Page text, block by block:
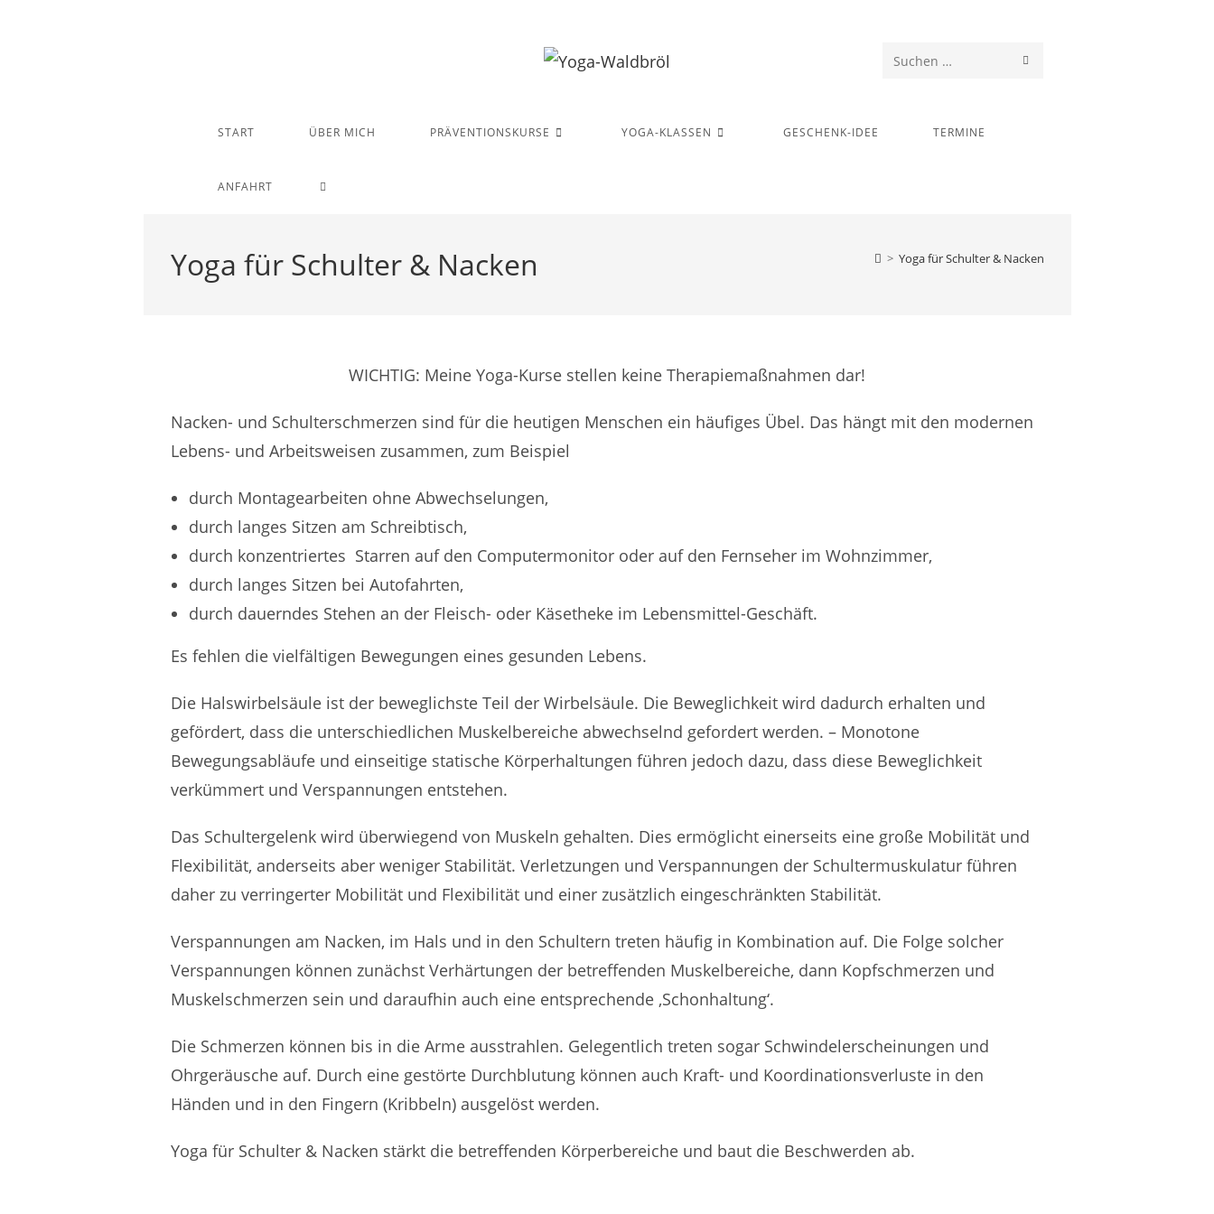
Diese
durchsuchen
START ÜBER MICH PRÄVENTIONSKURSE YOGA-KLASSEN GESCHENK-IDEE TERMINE
ANFAHRT WEBSITE-
Yoga für Schulter & Nacken > Yoga für Schulter & Nacken
WICHTIG: Meine Yoga-Kurse stellen keine Therapiemaßnahmen dar!
Nacken- und Schulterschmerzen sind für die heutigen Menschen ein häufiges Übel. Das hängt mit den modernen
Lebens- und Arbeitsweisen zusammen, zum Beispiel
durch Montagearbeiten ohne Abwechselungen,
durch langes Sitzen am Schreibtisch,
durch konzentriertes Starren auf den Computermonitor oder auf den Fernseher im Wohnzimmer,
durch langes Sitzen bei Autofahrten,
durch dauerndes Stehen an der Fleisch- oder Käsetheke im Lebensmittel-Geschäft.
Es fehlen die vielfältigen Bewegungen eines gesunden Lebens.
Die Halswirbelsäule ist der beweglichste Teil der Wirbelsäule. Die Beweglichkeit wird dadurch erhalten und
gefördert, dass die unterschiedlichen Muskelbereiche abwechselnd gefordert werden. – Monotone
Bewegungsabläufe und einseitige statische Körperhaltungen führen jedoch dazu, dass diese Beweglichkeit
verkümmert und Verspannungen entstehen.
Das Schultergelenk wird überwiegend von Muskeln gehalten. Dies ermöglicht einerseits eine große Mobilität und
Flexibilität, anderseits aber weniger Stabilität. Verletzungen und Verspannungen der Schultermuskulatur führen
daher zu verringerter Mobilität und Flexibilität und einer zusätzlich eingeschränkten Stabilität.
Verspannungen am Nacken, im Hals und in den Schultern treten häufig in Kombination auf. Die Folge solcher
Verspannungen können zunächst Verhärtungen der betreffenden Muskelbereiche, dann Kopfschmerzen und
Muskelschmerzen sein und daraufhin auch eine entsprechende ‚Schonhaltung‘.
Die Schmerzen können bis in die Arme ausstrahlen. Gelegentlich treten sogar Schwindelerscheinungen und
Ohrgeräusche auf. Durch eine gestörte Durchblutung können auch Kraft- und Koordinationsverluste in den
Händen und in den Fingern (Kribbeln) ausgelöst werden.
Yoga für Schulter & Nacken stärkt die betreffenden Körperbereiche und baut die Beschwerden ab.